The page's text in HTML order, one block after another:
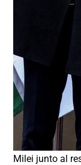
Milei junto al